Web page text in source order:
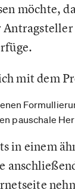
möchte,
mit dem
pauschale
in einem